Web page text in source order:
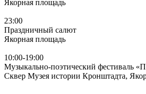
Якорная площадь
23:00
Праздничный салют
Якорная площадь
10:00-19:00
Музыкально-поэтический фестиваль
Сквер Музея истории Кронштадта,